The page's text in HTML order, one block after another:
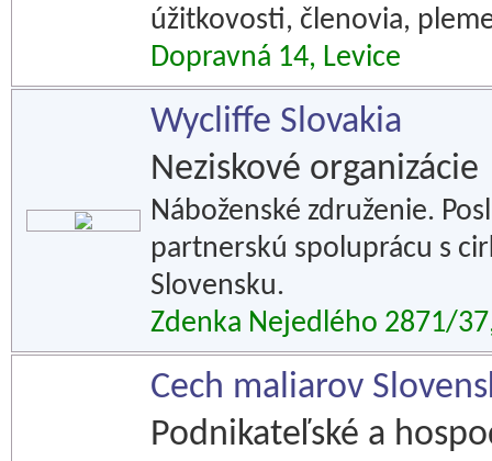
úžitkovosti, členovia,
Dopravná 14, Levice
Wycliffe Slovakia
Neziskové organizácie
Náboženské združenie.
partnerskú spoluprácu s
Slovensku.
Zdenka Nejedlého 2871/
Cech maliarov
Podnikateľské a